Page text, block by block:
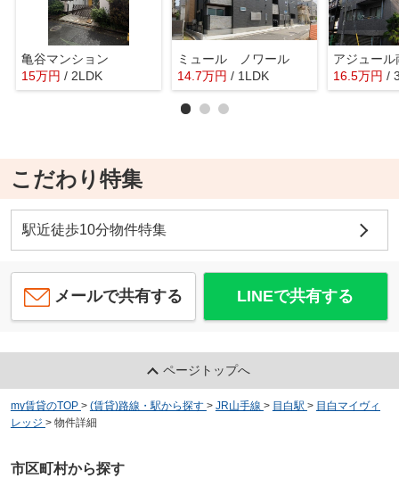
亀谷マンション
15万円 / 2LDK
ミュール ノワール
14.7万円 / 1LDK
アジュール
16.5万円 /
こだわり特集
駅近徒歩10分物件特集
メールで共有する LINEで共有する
ページトップへ
my賃貸のTOP > (賃貸)路線・駅から探す > JR山手線 > 目白駅 > 目白マイヴィ
レッジ > 物件詳細
市区町村から探す